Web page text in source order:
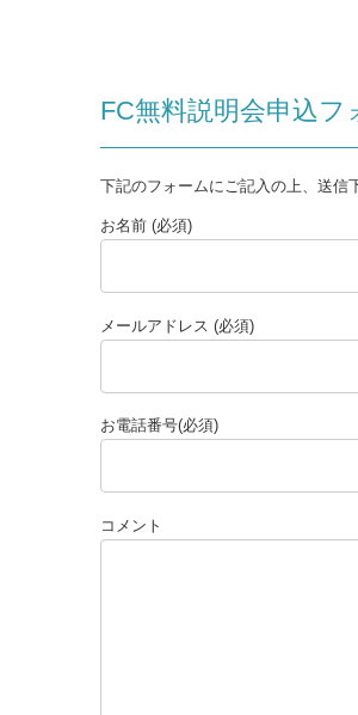
FC無料説明会申込フ
下記のフォームにご記入の上、送信
お名前 (必須)
メールアドレス (必須)
お電話番号(必須)
コメント